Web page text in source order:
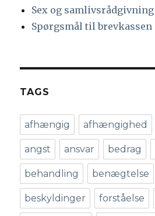
Sex og samlivsrådgivning
Spørgsmål til brevkassen
TAGS
afhængig afhængighed
angst ansvar bedrag
behandling benægtelse
beskyldinger forståelse